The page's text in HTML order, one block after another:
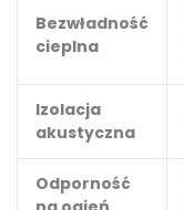
Bezwładność
cieplna
Izolacja
akustyczna
Odporność